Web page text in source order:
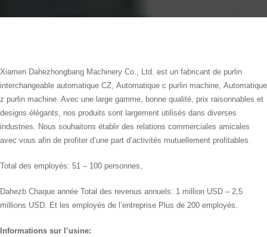
Xiamen Dahezhongbang Machinery Co., Ltd. est un fabricant de purlin
interchangeable automatique CZ, Automatique c purlin machine, Automatique
z purlin machine. Avec une large gamme, bonne qualité, prix raisonnables et
designs élégants, nos produits sont largement utilisés dans diverses
industries. Nous souhaitons établir des relations commerciales amicales
avec vous afin de profiter d’une part d’activités mutuellement profitables.
Total des employés: 51 – 100 personnes,
Dahezb Chaque année Total des revenus annuels: 1 million USD – 2,5
millions USD. Et les employés de l’entreprise Plus de 200 employés.
Informations sur l’usine: